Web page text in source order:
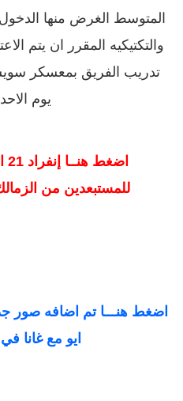
المتوسط الغرض منها الدخول
والتكتيكيه المقرر ان يتم
تدريب الفريق بمعسكر
يوم
للمستبعدين من الزمالك
اضغط هنـــا تم اضافه صور
ايو مع غانا